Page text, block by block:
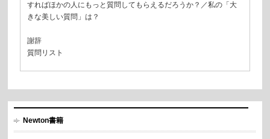
すればほかの人にもっと質問してもらえるだろうか？／私の「大
きな美しい質問」は？
謝辞
質問リスト
Newton書籍